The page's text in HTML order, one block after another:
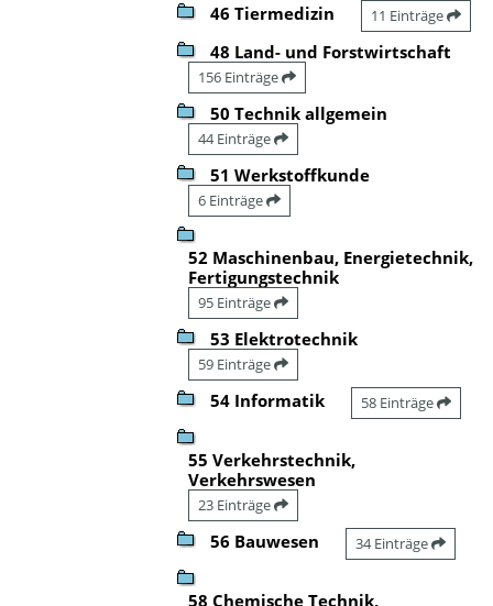
46 Tiermedizin 11 Einträge
48 Land- und Forstwirtschaft
156 Einträge
50 Technik allgemein
44 Einträge
51 Werkstoffkunde
6 Einträge
52 Maschinenbau, Energietechnik,
Fertigungstechnik
95 Einträge
53 Elektrotechnik
59 Einträge
54 Informatik 58 Einträge
55 Verkehrstechnik,
Verkehrswesen
23 Einträge
56 Bauwesen 34 Einträge
58 Chemische Technik,